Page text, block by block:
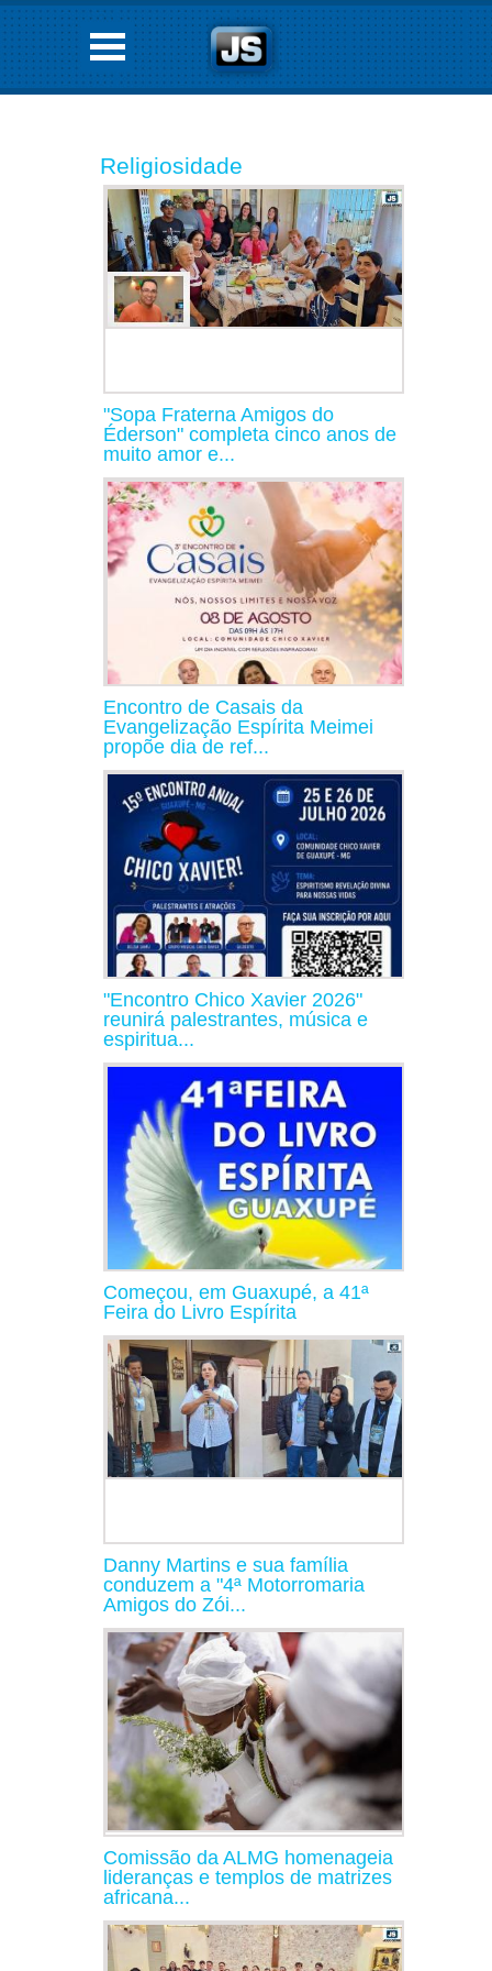
Religiosidade
"Sopa Fraterna Amigos do
Éderson" completa cinco anos de
muito amor e...
Encontro de Casais da
Evangelização Espírita Meimei
propõe dia de ref...
"Encontro Chico Xavier 2026"
reunirá palestrantes, música e
espiritua...
Começou, em Guaxupé, a 41ª
Feira do Livro Espírita
Danny Martins e sua família
conduzem a "4ª Motorromaria
Amigos do Zói...
Comissão da ALMG homenageia
lideranças e templos de matrizes
africana...